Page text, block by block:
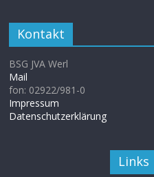
Kontakt
BSG JVA Werl
Mail
fon: 02922/981-0
Impressum
Datenschutzerklärung
Links